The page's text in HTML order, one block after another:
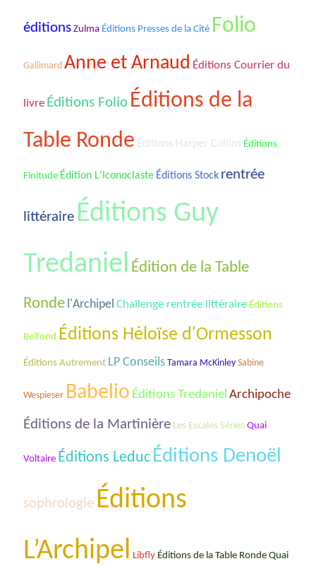
éditions Zulma Éditions Presses de la Cité Folio
Gallimard Anne et Arnaud Éditions Courrier du
livre Éditions Folio Éditions de la
Table Ronde Éditions Harper Collins Éditions
Finitude Édition L'Iconoclaste Éditions Stock rentrée
littéraire Éditions Guy
Tredaniel Édition de la Table
Ronde l'Archipel Challenge rentrée littéraire Éditions
Belfond Éditions Hėloïse d'Ormesson
Éditions Autrement LP Conseils Tamara McKinley Sabine
Wespieser Babelio Éditions Tredaniel Archipoche
Éditions de la Martinière Les Escales Séries Quai
Voltaire Éditions Leduc Éditions Denoël
sophrologie Éditions
L’Archipel Libfly Éditions de la Table Ronde Quai